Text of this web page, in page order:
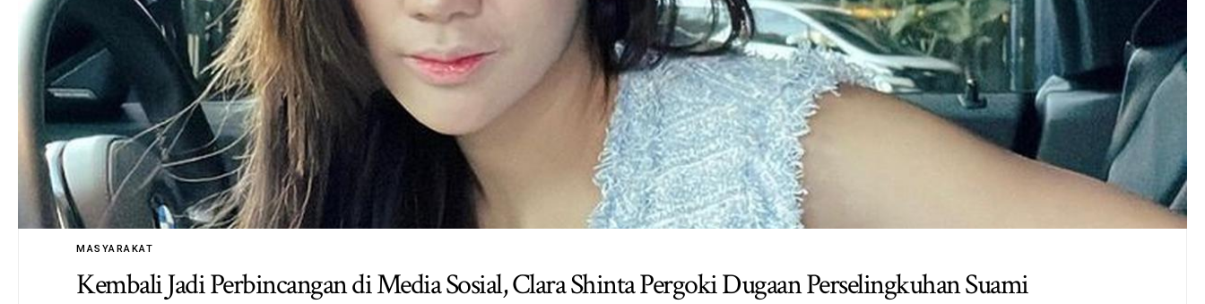
MASYARAKAT
Kembali Jadi Perbincangan di Media Sosial, Clara Shinta Pergoki Dugaan Perselingkuhan Suami